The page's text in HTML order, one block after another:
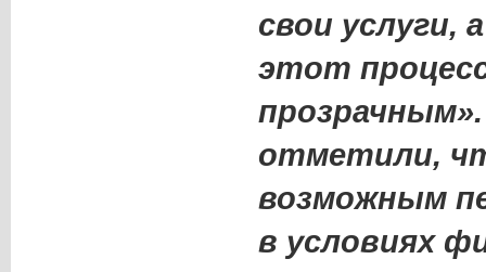
свои услуги,
этот
отметили,
возможным
в условиях